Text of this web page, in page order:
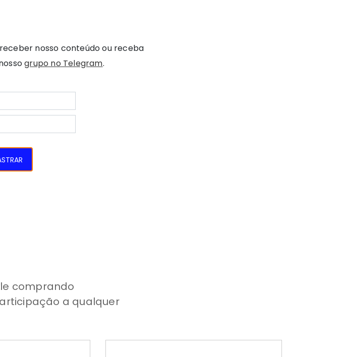
nosso conteúdo ou receba
grupo no Telegram.
comprando
a qualquer